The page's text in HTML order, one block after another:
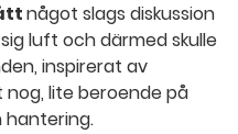
något slags diskussion
luft och därmed skulle
inspirerat av
nog, lite beroende på
hantering.